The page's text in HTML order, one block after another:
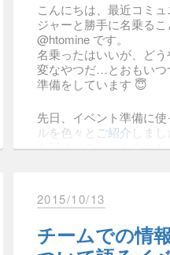
こんにちは、最近コミ
ジャーと勝手に名乗るこ
@htomine です。
名乗ったはいいが、ど
変なやつだ…とおもいつ
準備をしています 😇
先日、イベント準備に
ルを色々と ご紹介しまし
今回はそのツールをつ
イベント前からが盛り上
ちょっとうれしい感じが
2015/10/13
チームでの情